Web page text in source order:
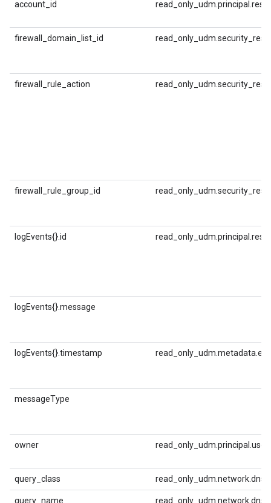
account_id
firewall_domain_list_id
firewall_rule_action
firewall_rule_group_id
logEvents{}.id
logEvents{}.message
logEvents{}.timestamp
messageType
owner
query_class
query_name